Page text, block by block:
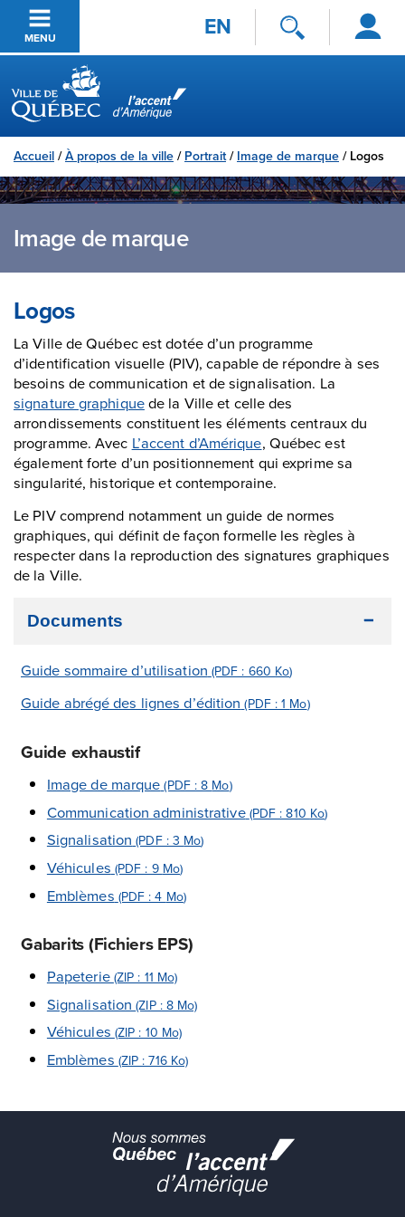
Passer au contenu principal
MENU EN
Se
connecter
Ville de Québec
Accueil /À propos de la ville / Portrait/ Image de marque / Logos
Image de marque
Logos
La Ville de Québec est dotée d’un programme
d’identification visuelle (PIV), capable de répondre à ses
besoins de communication et de signalisation. La
signature graphiquede la Ville et celle des
arrondissements constituent les éléments centraux du
programme. Avec L’accent d’Amérique, Québec est
également forte d’un positionnement qui exprime sa
singularité, historique et contemporaine.
Le PIV comprend notamment un guide de normes
graphiques, qui définit de façon formelle les règles à
respecter dans la reproduction des signatures graphiques
de la Ville.
Documents
Guide sommaire d’utilisation (PDF : 660 Ko)
Guide abrégé des lignes d’édition (PDF : 1 Mo)
Guide exhaustif
Image de marque (PDF : 8 Mo)
Communication administrative (PDF : 810 Ko)
Signalisation (PDF : 3 Mo)
Véhicules (PDF : 9 Mo)
Emblèmes (PDF : 4 Mo)
Gabarits (Fichiers EPS)
Papeterie (ZIP : 11 Mo)
Signalisation(ZIP : 8 Mo)
Véhicules (ZIP : 10 Mo)
Emblèmes (ZIP : 716 Ko)